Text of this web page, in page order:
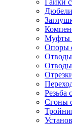
Гайки
Дюбели
Муфты
Опоры
Отводы
Отводы
Резьба
Сгоны